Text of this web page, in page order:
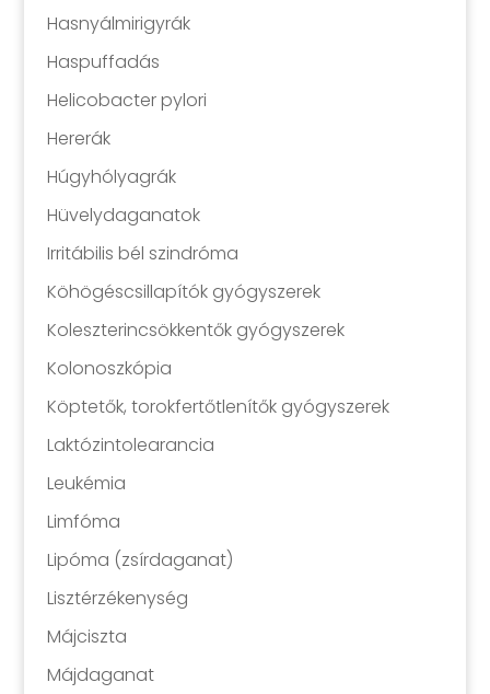
Hasnyálmirigyrák
Haspuffadás
Helicobacter pylori
Hererák
Húgyhólyagrák
Hüvelydaganatok
Irritábilis bél szindróma
Köhögéscsillapítók gyógyszerek
Koleszterincsökkentők gyógyszerek
Kolonoszkópia
Köptetők, torokfertőtlenítők gyógyszerek
Laktózintolearancia
Leukémia
Limfóma
Lipóma (zsírdaganat)
Lisztérzékenység
Májciszta
Májdaganat